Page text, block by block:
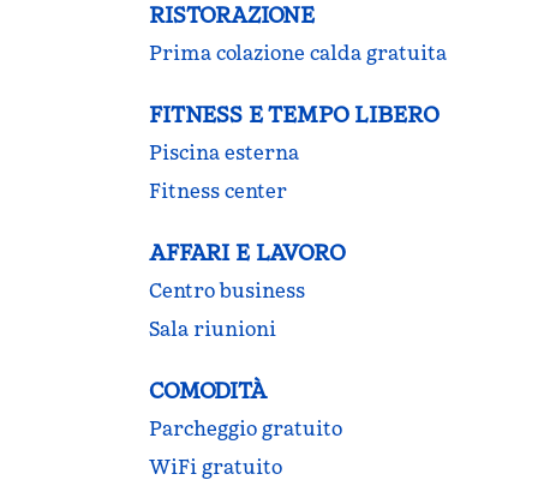
RISTORAZIONE
Prima colazione calda gratuita
FITNESS E TEMPO LIBERO
Piscina esterna
Fitness center
AFFARI E LAVORO
Centro business
Sala riunioni
COMODITÀ
Parcheggio gratuito
WiFi gratuito